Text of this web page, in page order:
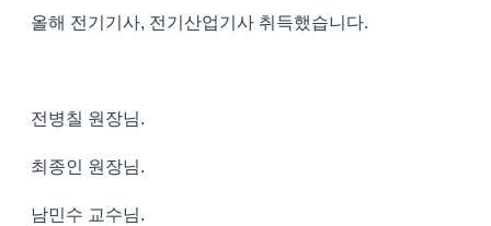
올해 전기기사, 전기산업기사 취득했습니다.
전병칠 원장님.
최종인 원장님.
남민수 교수님.